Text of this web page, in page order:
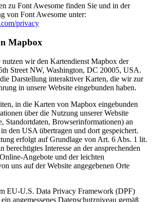
zu Font Awesome finden Sie und in der
von Font Awesome unter:
privacy
Mapbox
nutzen wir den Kartendienst Mapbox der
Street NW, Washington, DC 20005, USA.
Darstellung interaktiver Karten, die wir zur
in unsere Website eingebunden haben.
in die Karten von Mapbox eingebunden
über die Nutzung unserer Website
Browserinformationen) an
den USA übertragen und dort gespeichert.
erfolgt auf Grundlage von Art. 6 Abs. 1 lit.
Interesse an der ansprechenden
Angebote und der leichten
uns auf der Website angegebenen Orte
EU-U.S. Data Privacy Framework (DPF)
angemessenes Datenschutzniveau gemäß